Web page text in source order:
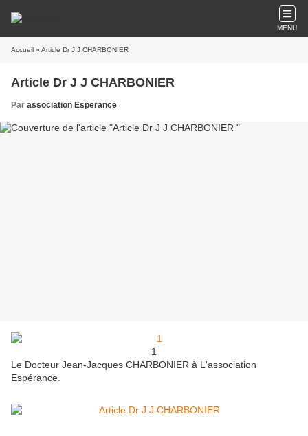
MENU
Accueil » Article Dr J J CHARBONIER
Article Dr J J CHARBONIER
Par association Esperance
1
Le Docteur Jean-Jacques CHARBONIER à L'association
Espérance.